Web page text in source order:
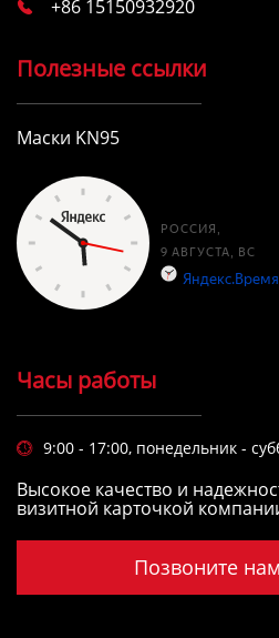
 +86 15150932920
Полезные ссылки
Маски KN95
Часы работы
 9:00 - 17:00, понедельник -
Высокое качество и
визитной карточкой
Позвоните